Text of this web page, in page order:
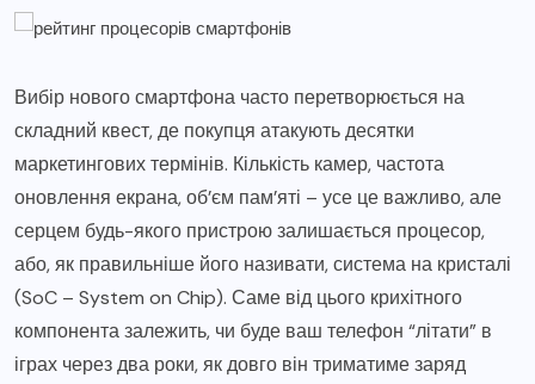
Вибір нового смартфона часто перетворюється на
складний квест, де покупця атакують десятки
маркетингових термінів. Кількість камер, частота
оновлення екрана, об’єм пам’яті – усе це важливо, але
серцем будь-якого пристрою залишається процесор,
або, як правильніше його називати, система на кристалі
(SoC – System on Chip). Саме від цього крихітного
компонента залежить, чи буде ваш телефон “літати” в
іграх через два роки, як довго він триматиме заряд